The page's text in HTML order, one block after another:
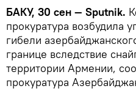
БАКУ, 30 сен — Sputnik.
прокуратура возбудила
гибели
границе вследствие
территории Армении,
прокуратура